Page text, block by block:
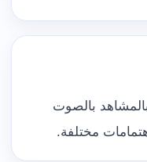
بالصوت
مختلفة.